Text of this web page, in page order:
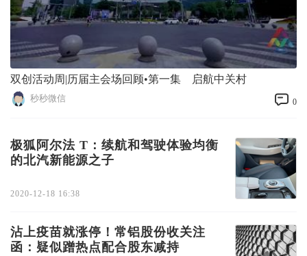
双创活动周|历届主会场回顾•第一集 启航中关村
秒秒微信 0
极狐阿尔法 T：续航和驾驶体验均衡
的北汽新能源之子
2020-12-18 16:38
沾上疫苗就涨停！常铝股份收关注
函：疑似蹭热点配合股东减持